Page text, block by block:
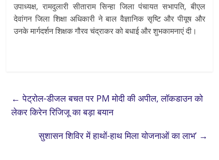
उपाध्यक्ष, रामदुलारी सीताराम सिन्हा जिला पंचायत सभापति, बीएल
देवांगन जिला शिक्षा अधिकारी ने बाल वैज्ञानिक सृष्टि और पीयूष और
उनके मार्गदर्शन शिक्षक गौरव चंद्राकर को बधाई और शुभकामनाएं दी।
← पेट्रोल-डीजल बचत पर PM मोदी की अपील, लॉकडाउन को
लेकर किरेन रिजिजू का बड़ा बयान
सुशासन शिविर में हाथों-हाथ मिला योजनाओं का लाभ’ →